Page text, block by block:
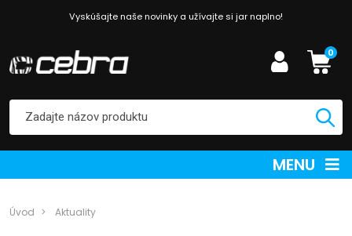
Vyskúšajte naše novinky a užívajte si jar naplno!
0
MENU
Úvod Aktuality